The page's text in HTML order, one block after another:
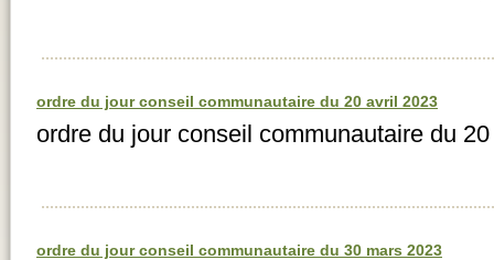
ordre du jour conseil communautaire du 20 avril 2023
ordre du jour conseil communautaire du
ordre du jour conseil communautaire du 30 mars 2023